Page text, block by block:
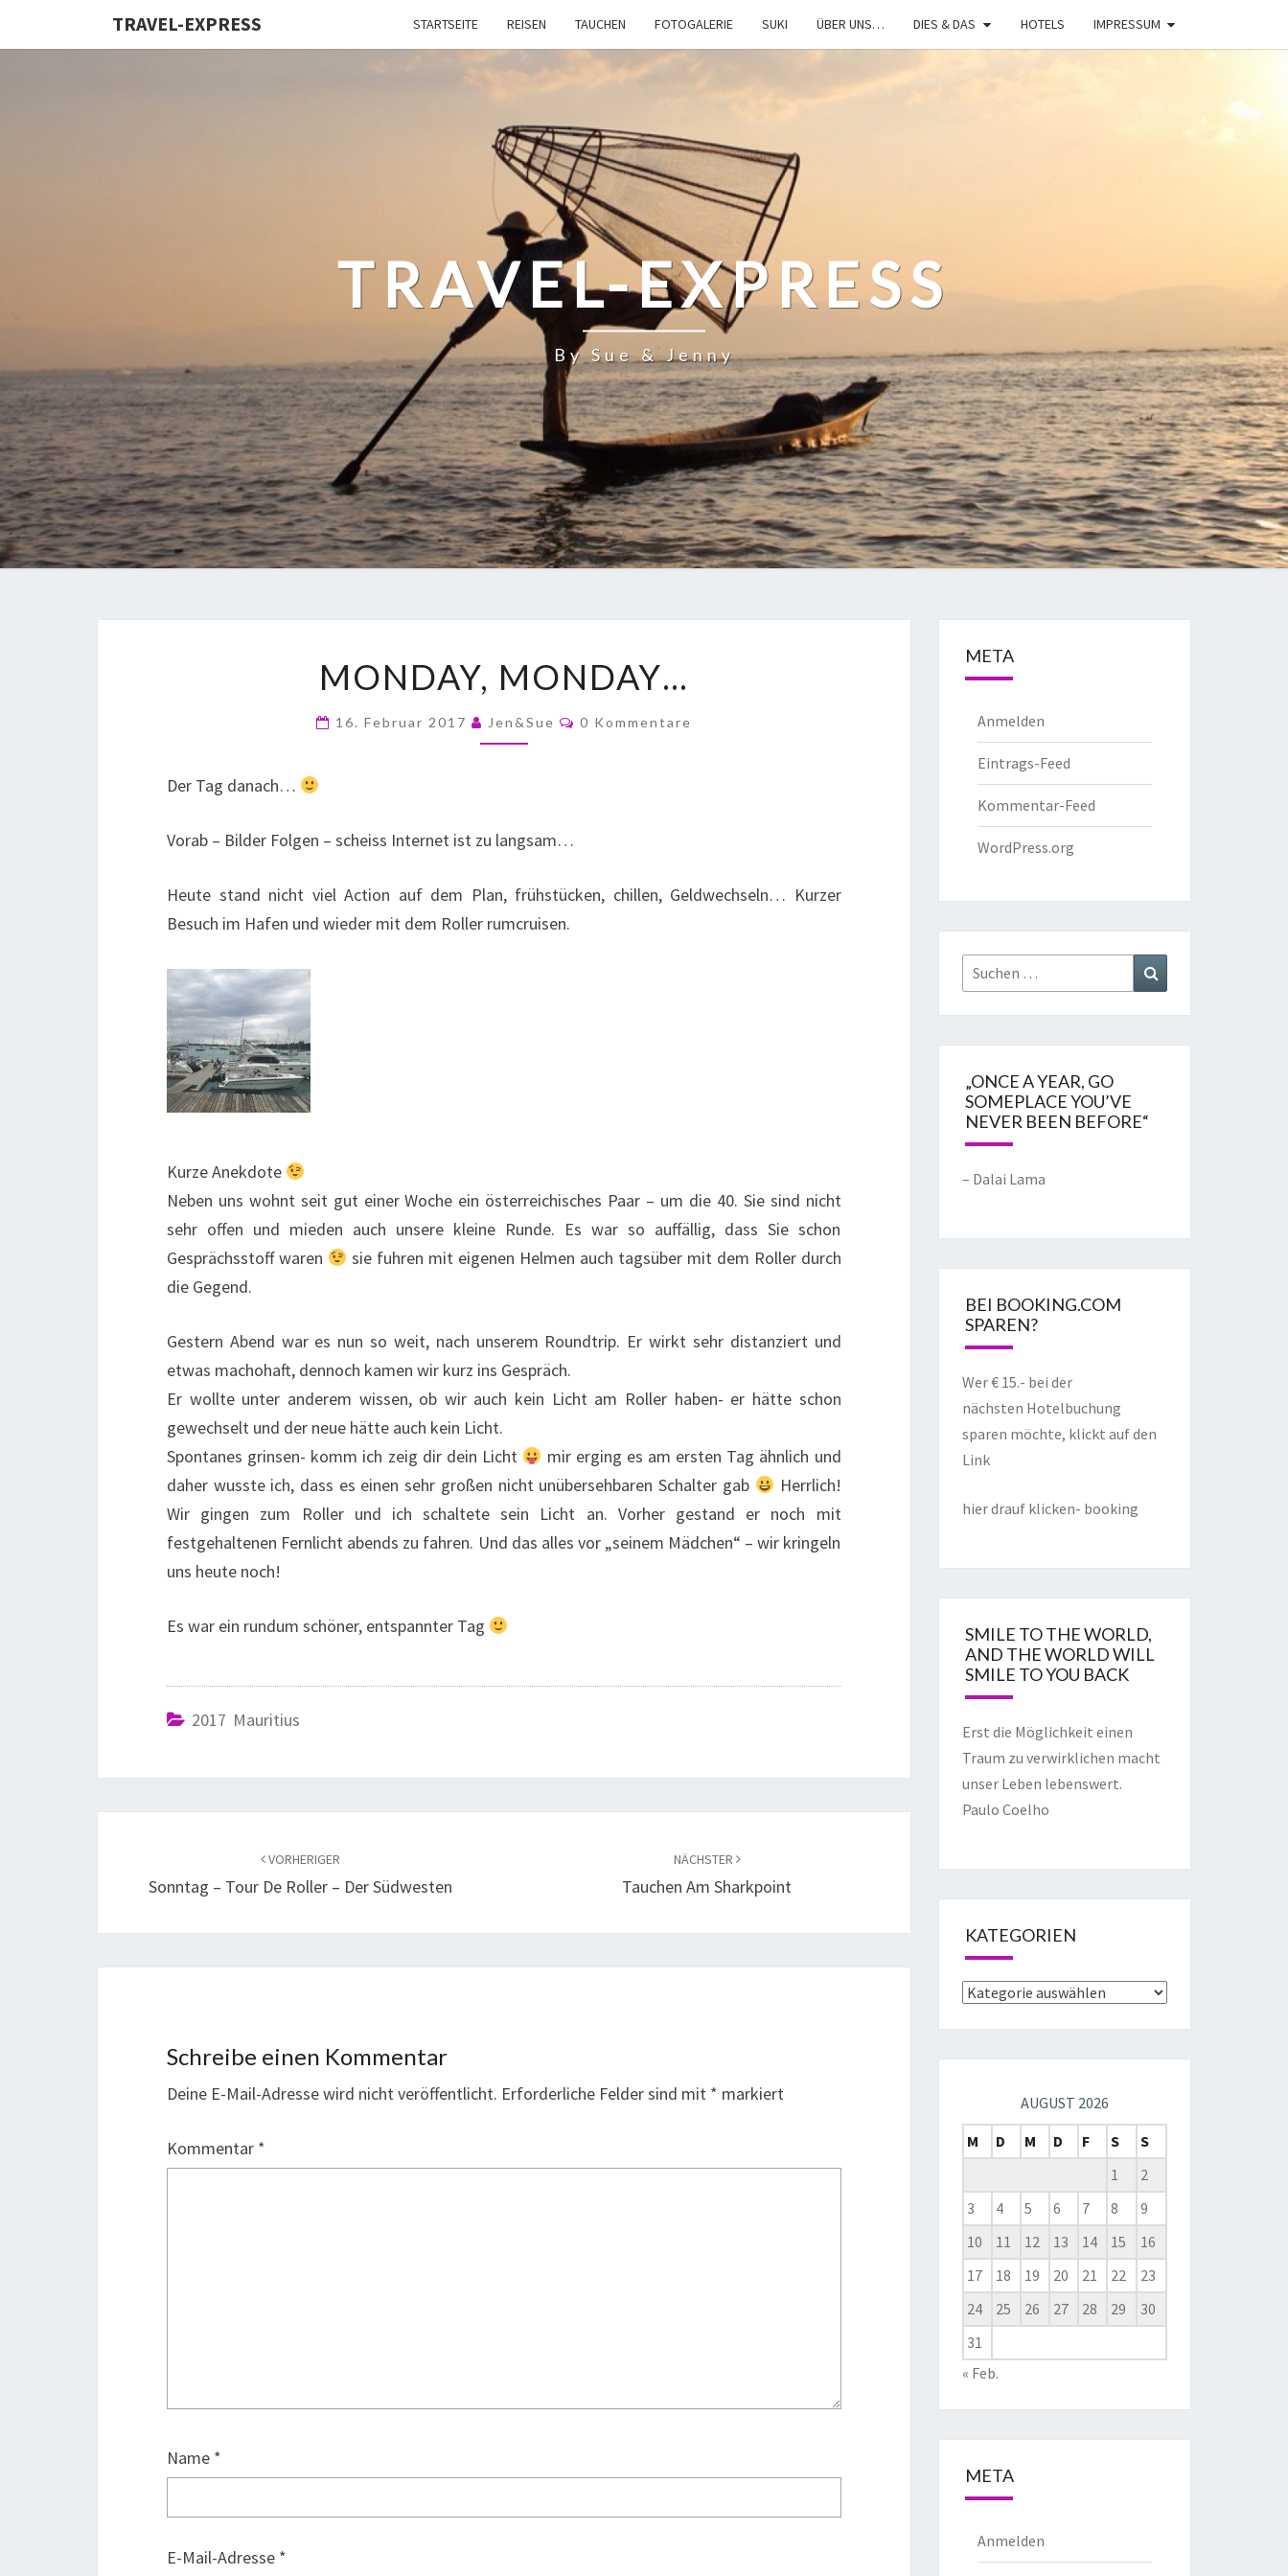
TRAVEL-EXPRESS STARTSEITE REISEN TAUCHEN FOTOGALERIE SUKI ÜBER UNS… DIES & DAS HOTELS IMPRESSUM
TRAVEL-EXPRESS
By Sue & Jenny
MONDAY, MONDAY…
16. Februar 2017 Jen&Sue 0 Kommentare
Der Tag danach…
Vorab – Bilder Folgen – scheiss Internet ist zu langsam…
Heute stand nicht viel Action auf dem Plan, frühstücken, chillen, Geldwechseln… Kurzer
Besuch im Hafen und wieder mit dem Roller rumcruisen.
Kurze Anekdote
Neben uns wohnt seit gut einer Woche ein österreichisches Paar – um die 40. Sie sind nicht
sehr offen und mieden auch unsere kleine Runde. Es war so auffällig, dass Sie schon
Gesprächsstoff waren
sie fuhren mit eigenen Helmen auch tagsüber mit dem Roller durch
die Gegend.
Gestern Abend war es nun so weit, nach unserem Roundtrip. Er wirkt sehr distanziert und
etwas machohaft, dennoch kamen wir kurz ins Gespräch.
Er wollte unter anderem wissen, ob wir auch kein Licht am Roller haben- er hätte schon
gewechselt und der neue hätte auch kein Licht.
Spontanes grinsen- komm ich zeig dir dein Licht
mir erging es am ersten Tag ähnlich und
daher wusste ich, dass es einen sehr großen nicht unübersehbaren Schalter gab
Herrlich!
Wir gingen zum Roller und ich schaltete sein Licht an. Vorher gestand er noch mit
festgehaltenen Fernlicht abends zu fahren. Und das alles vor „seinem Mädchen“ – wir kringeln
uns heute noch!
Es war ein rundum schöner, entspannter Tag
2017 Mauritius
VORHERIGER
Sonntag – Tour De Roller – Der Südwesten
NÄCHSTER
Tauchen Am Sharkpoint
Schreibe einen Kommentar
Deine E-Mail-Adresse wird nicht veröffentlicht. Erforderliche Felder sind mit * markiert
Kommentar *
Name *
E-Mail-Adresse *
META
Anmelden
Eintrags-Feed
Kommentar-Feed
WordPress.org
„ONCE A YEAR, GO
SOMEPLACE YOU’VE
NEVER BEEN BEFORE“
– Dalai Lama
BEI BOOKING.COM
SPAREN?
Wer € 15.- bei der
nächsten Hotelbuchung
sparen möchte, klickt auf den
Link
hier drauf klicken- booking
SMILE TO THE WORLD,
AND THE WORLD WILL
SMILE TO YOU BACK
Erst die Möglichkeit einen
Traum zu verwirklichen macht
unser Leben lebenswert.
Paulo Coelho
KATEGORIEN
AUGUST 2026
M
D M D F S
S
1
2
3
4 5 6 7 8
9
10
11 12 13 14 15
16
17
18 19 20 21 22
23
24
25 26 27 28 29
30
31
« Feb.
META
Anmelden